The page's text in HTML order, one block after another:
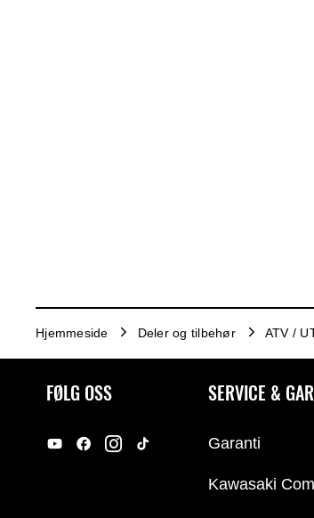
Hjemmeside Deler og tilbehør ATV /
FØLG OSS SERVICE &
Garanti
Kawasaki